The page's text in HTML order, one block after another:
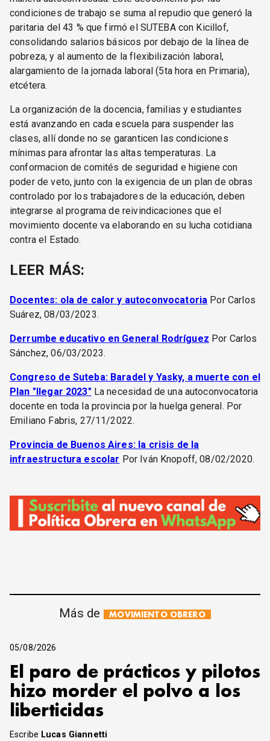
condiciones de trabajo se suma al repudio que generó la
paritaria del 43 % que firmó el SUTEBA con Kicillof,
consolidando salarios básicos por debajo de la línea de
pobreza, y al aumento de la flexibilización laboral,
alargamiento de la jornada laboral (5ta hora en Primaria),
etcétera.
La organización de la docencia, familias y estudiantes
está avanzando en cada escuela para suspender las
clases, allí donde no se garanticen las condiciones
mínimas para afrontar las altas temperaturas. La
conformacion de comités de seguridad e higiene con
poder de veto, junto con la exigencia de un plan de obras
controlado por los trabajadores de la educación, deben
integrarse al programa de reivindicaciones que el
movimiento docente va elaborando en su lucha cotidiana
contra el Estado.
LEER MÁS:
Docentes: ola de calor y autoconvocatoria Por Carlos
Suárez, 08/03/2023.
Derrumbe educativo en General Rodríguez Por Carlos
Sánchez, 06/03/2023.
Congreso de Suteba: Baradel y Yasky, a muerte con el
Plan "llegar 2023" La necesidad de una autoconvocatoria
docente en toda la provincia por la huelga general. Por
Emiliano Fabris, 27/11/2022.
Provincia de Buenos Aires: la crisis de la
infraestructura escolar Por Iván Knopoff, 08/02/2020.
Más de MOVIMIENTO OBRERO
05/08/2026
El paro de prácticos y pilotos
hizo morder el polvo a los
liberticidas
Escribe Lucas Giannetti